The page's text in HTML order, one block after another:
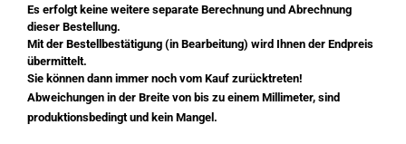
Es erfolgt keine weitere separate Berechnung und Abrechnung
dieser Bestellung.
Mit der Bestellbestätigung (in Bearbeitung) wird Ihnen der Endpreis
übermittelt.
Sie können dann immer noch vom Kauf zurücktreten!
Abweichungen in der Breite von bis zu einem Millimeter, sind
produktionsbedingt und kein Mangel.